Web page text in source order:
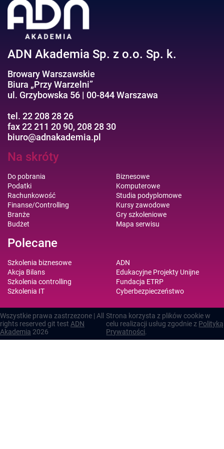
ADN Akademia Sp. z o.o. Sp. k.
Browary Warszawskie
Biura „Przy Warzelni”
ul. Grzybowska 56 | 00-844 Warszawa
tel. 22 208 28 26
fax 22 211 20 90, 208 28 30
biuro@adnakademia.pl
Na skróty
Do pobrania
Podatki
Rachunkowość
Finanse/Controlling
Branże
Budżet
Biznesowe
Komputerowe
Studia podyplomowe
Kursy zawodowe
Gry szkoleniowe
Mapa serwisu
Polecane
Szkolenia biznesowe
Akcja Bilans
Szkolenia controlling
Szkolenia IT
ADN
Edukacyjne Projekty Unijne
Fundacja ETRP
Cyberbezpieczeństwo
Wszystkie prawa zastrzezone | All
rights reserved git test ADN
Akademia 2026
Strona korzysta z plików cookie w
celu realizacji usług zgodnie z Polityką
Prywatności.